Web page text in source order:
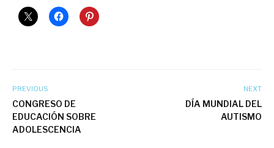
PREVIOUS
CONGRESO DE
EDUCACIÓN SOBRE
ADOLESCENCIA
NEXT
DÍA MUNDIAL DEL
AUTISMO